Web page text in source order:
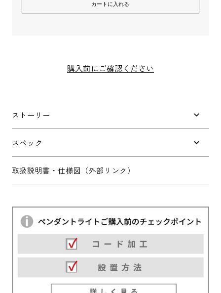
*必須項目
Next
カートに入れる
購入前にご確認ください
ストーリー
スペック
取扱説明書・仕様図（外部リンク）